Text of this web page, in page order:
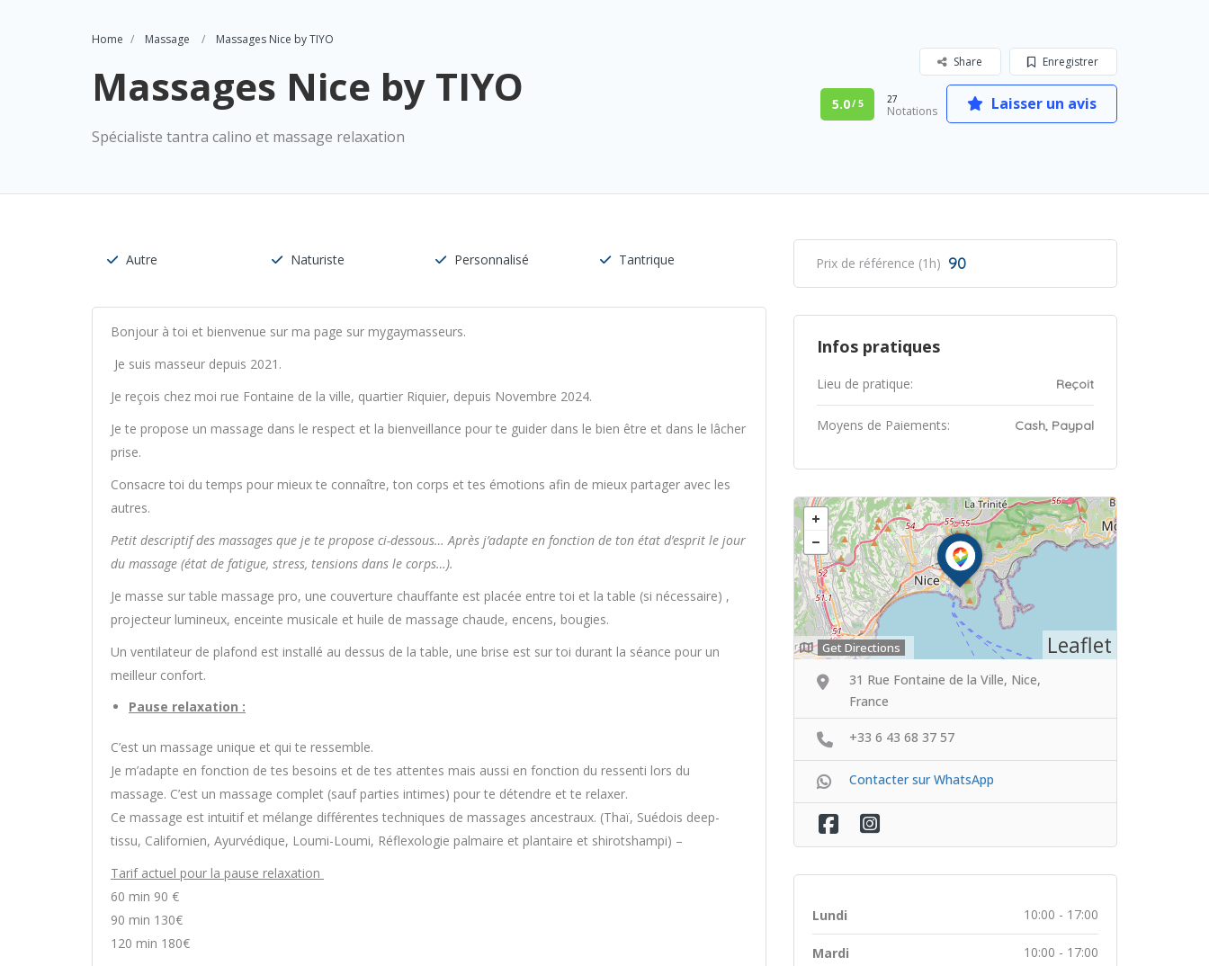
Home Massage Massages Nice by TIYO
Massages Nice by TIYO
Spécialiste tantra calino et massage relaxation
Enregistrer
Share
5.0/ 5 27
Notations Laisser un avis
Autre Naturiste Personnalisé Tantrique
Bonjour à toi et bienvenue sur ma page sur mygaymasseurs.
Je suis masseur depuis 2021.
Je reçois chez moi rue Fontaine de la ville, quartier Riquier, depuis Novembre 2024.
Je te propose un massage dans le respect et la bienveillance pour te guider dans le bien être et dans le lâcher
prise.
Consacre toi du temps pour mieux te connaître, ton corps et tes émotions afin de mieux partager avec les
autres.
Petit descriptif des massages que je te propose ci-dessous… Après j’adapte en fonction de ton état d’esprit le jour
du massage (état de fatigue, stress, tensions dans le corps…).
Je masse sur table massage pro, une couverture chauffante est placée entre toi et la table (si nécessaire) ,
projecteur lumineux, enceinte musicale et huile de massage chaude, encens, bougies.
Un ventilateur de plafond est installé au dessus de la table, une brise est sur toi durant la séance pour un
meilleur confort.
Pause relaxation :
C’est un massage unique et qui te ressemble.
Je m’adapte en fonction de tes besoins et de tes attentes mais aussi en fonction du ressenti lors du
massage. C’est un massage complet (sauf parties intimes) pour te détendre et te relaxer.
Ce massage est intuitif et mélange différentes techniques de massages ancestraux. (Thaï, Suédois deep-
tissu, Californien, Ayurvédique, Loumi-Loumi, Réflexologie palmaire et plantaire et shirotshampi) –
Tarif actuel pour la pause relaxation
60 min 90 €
90 min 130€
120 min 180€
Prix de référence (1h) 90
Infos pratiques
Lieu de pratique: Reçoit
Moyens de Paiements: Cash, Paypal
Leaflet
Get Directions
31 Rue Fontaine de la Ville, Nice,
France
+33 6 43 68 37 57
Contacter sur WhatsApp
Lundi 10:00 - 17:00
Mardi 10:00 - 17:00